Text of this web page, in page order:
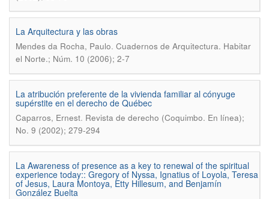
La Arquitectura y las obras
Mendes da Rocha, Paulo. Cuadernos de Arquitectura. Habitar
el Norte.; Núm. 10 (2006); 2-7
La atribución preferente de la vivienda familiar al cónyuge
supérstite en el derecho de Québec
Caparros, Ernest. Revista de derecho (Coquimbo. En línea);
No. 9 (2002); 279-294
La Awareness of presence as a key to renewal of the spiritual
experience today:: Gregory of Nyssa, Ignatius of Loyola, Teresa
of Jesus, Laura Montoya, Etty Hillesum, and Benjamín
González Buelta